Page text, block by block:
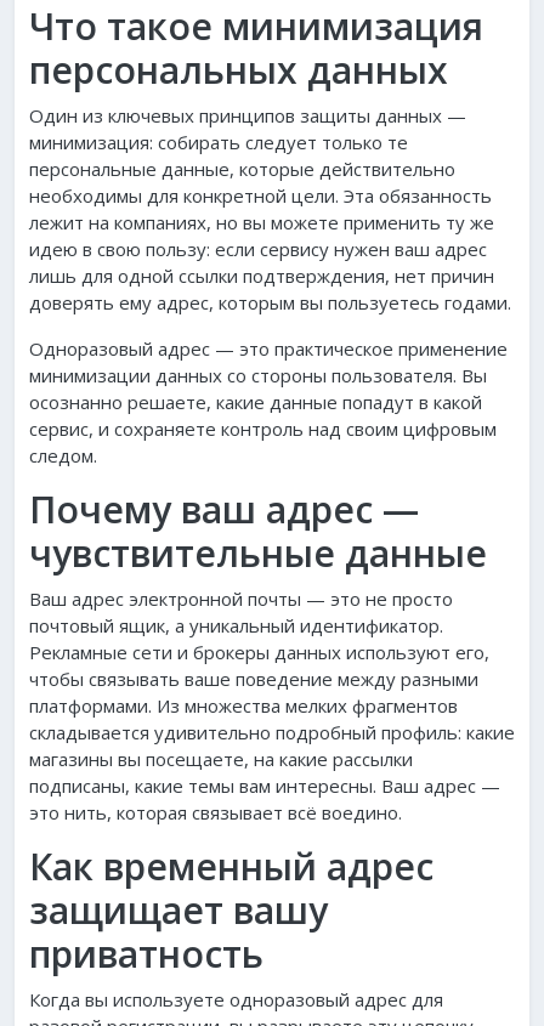
Что такое минимизация
персональных данных
Один из ключевых принципов защиты данных —
минимизация: собирать следует только те
персональные данные, которые действительно
необходимы для конкретной цели. Эта обязанность
лежит на компаниях, но вы можете применить ту же
идею в свою пользу: если сервису нужен ваш адрес
лишь для одной ссылки подтверждения, нет причин
доверять ему адрес, которым вы пользуетесь годами.
Одноразовый адрес — это практическое применение
минимизации данных со стороны пользователя. Вы
осознанно решаете, какие данные попадут в какой
сервис, и сохраняете контроль над своим цифровым
следом.
Почему ваш адрес —
чувствительные данные
Ваш адрес электронной почты — это не просто
почтовый ящик, а уникальный идентификатор.
Рекламные сети и брокеры данных используют его,
чтобы связывать ваше поведение между разными
платформами. Из множества мелких фрагментов
складывается удивительно подробный профиль: какие
магазины вы посещаете, на какие рассылки
подписаны, какие темы вам интересны. Ваш адрес —
это нить, которая связывает всё воедино.
Как временный адрес
защищает вашу
приватность
Когда вы используете одноразовый адрес для